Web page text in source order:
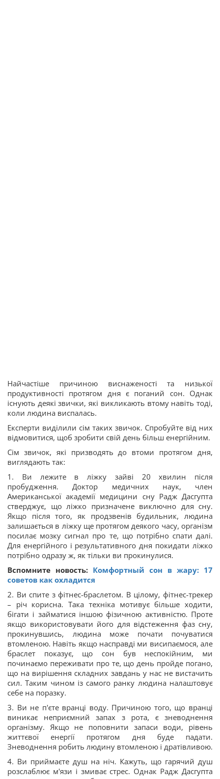
Найчастіше причиною виснаженості та низької
продуктивності протягом дня є поганий сон. Однак
існують деякі звички, які викликають втому навіть тоді,
коли людина виспалась.
Експерти виділили сім таких звичок. Спробуйте від них
відмовитися, щоб зробити свій день більш енергійним.
Сім звичок, які призводять до втоми протягом дня,
виглядають так:
1. Ви лежите в ліжку зайві 20 хвилин після
пробудження. Доктор медичних наук, член
Американської академії медицини сну Радж Дасгупта
стверджує, що ліжко призначене виключно для сну.
Якщо після того, як продзвенів будильник, людина
залишається в ліжку ще протягом деякого часу, організм
посилає мозку сигнал про те, що потрібно спати далі.
Для енергійного і результативного дня покидати ліжко
потрібно одразу ж, як тільки ви прокинулися.
Вспомните новость: Комфортный сон в жару: 17
советов как охладится
2. Ви спите з фітнес-браслетом. В цілому, фітнес-трекер
– річ корисна. Така техніка мотивує більше ходити,
бігати і займатися іншою фізичною активністю. Проте
якщо використовувати його для відстеження фаз сну,
прокинувшись, людина може почати почуватися
втомленою. Навіть якщо насправді ми висипаємося, але
браслет показує, що сон був неспокійним, ми
починаємо переживати про те, що день пройде погано,
що на вирішення складних завдань у нас не вистачить
сил. Таким чином із самого ранку людина налаштовує
себе на поразку.
3. Ви не п'єте вранці воду. Причиною того, що вранці
виникає неприємний запах з рота, є зневоднення
організму. Якщо не поповнити запаси води, рівень
життєвої енергії протягом дня буде падати.
Зневоднення робить людину втомленою і дратівливою.
4. Ви приймаєте душ на ніч. Кажуть, що гарячий душ
розслаблює м'язи і змиває стрес. Однак Радж Дасгупта